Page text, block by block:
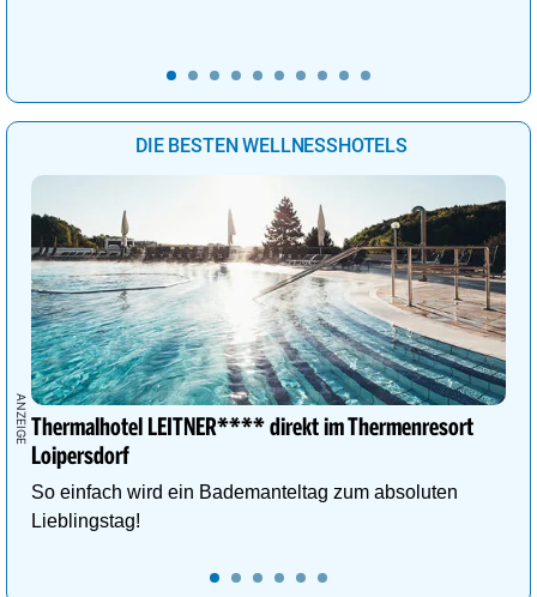
DIE BESTEN WELLNESSHOTELS
Thermalhotel LEITNER**** direkt im Thermenresort
Loipersdorf
So einfach wird ein Bademanteltag zum absoluten
Lieblingstag!